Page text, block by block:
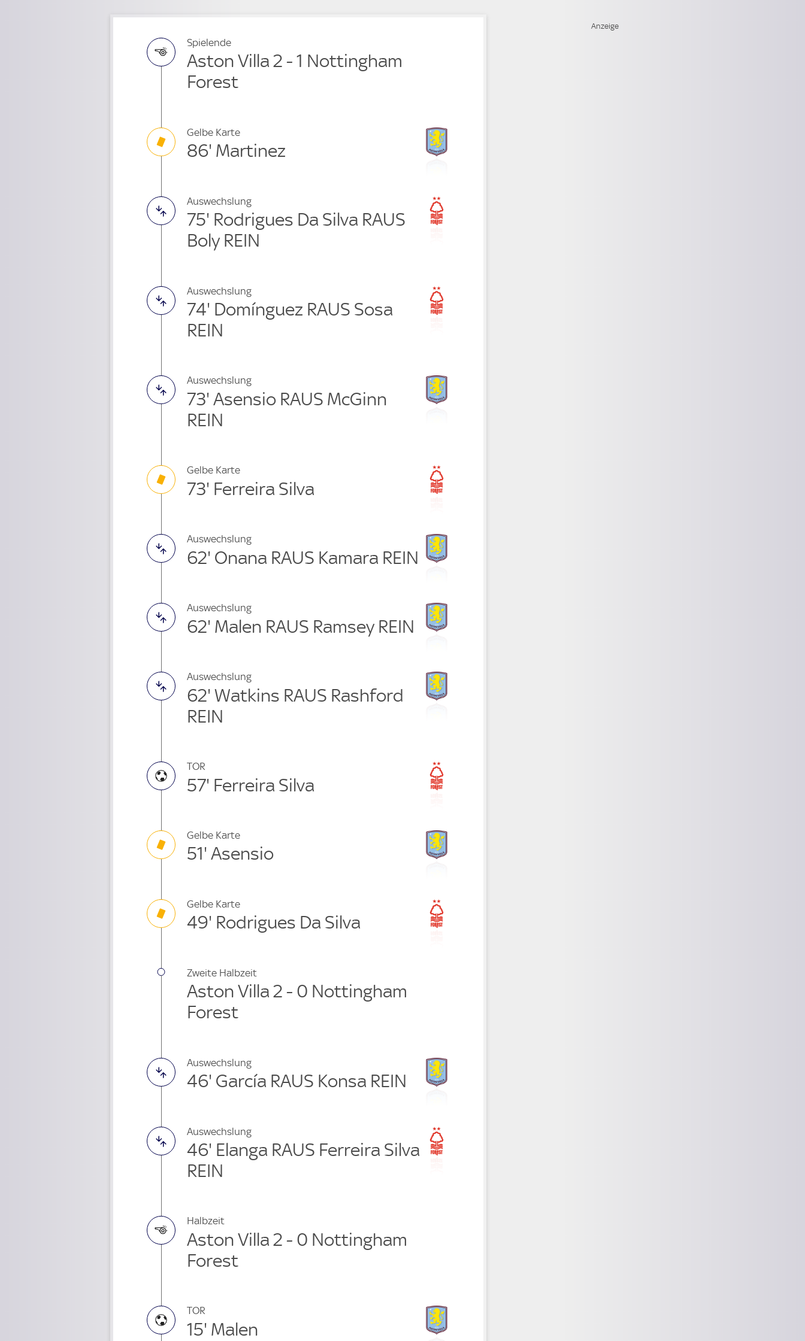
Spielende
Aston Villa 2 - 1 Nottingham
Forest
Gelbe Karte
86' Martinez
Auswechslung
75' Rodrigues Da Silva RAUS
Boly REIN
Auswechslung
74' Domínguez RAUS Sosa
REIN
Auswechslung
73' Asensio RAUS McGinn
REIN
Gelbe Karte
73' Ferreira Silva
Auswechslung
62' Onana RAUS Kamara REIN
Auswechslung
62' Malen RAUS Ramsey REIN
Auswechslung
62' Watkins RAUS Rashford
REIN
TOR
57' Ferreira Silva
Gelbe Karte
51' Asensio
Gelbe Karte
49' Rodrigues Da Silva
Zweite Halbzeit
Aston Villa 2 - 0 Nottingham
Forest
Auswechslung
46' García RAUS Konsa REIN
Auswechslung
46' Elanga RAUS Ferreira Silva
REIN
Halbzeit
Aston Villa 2 - 0 Nottingham
Forest
TOR
15' Malen